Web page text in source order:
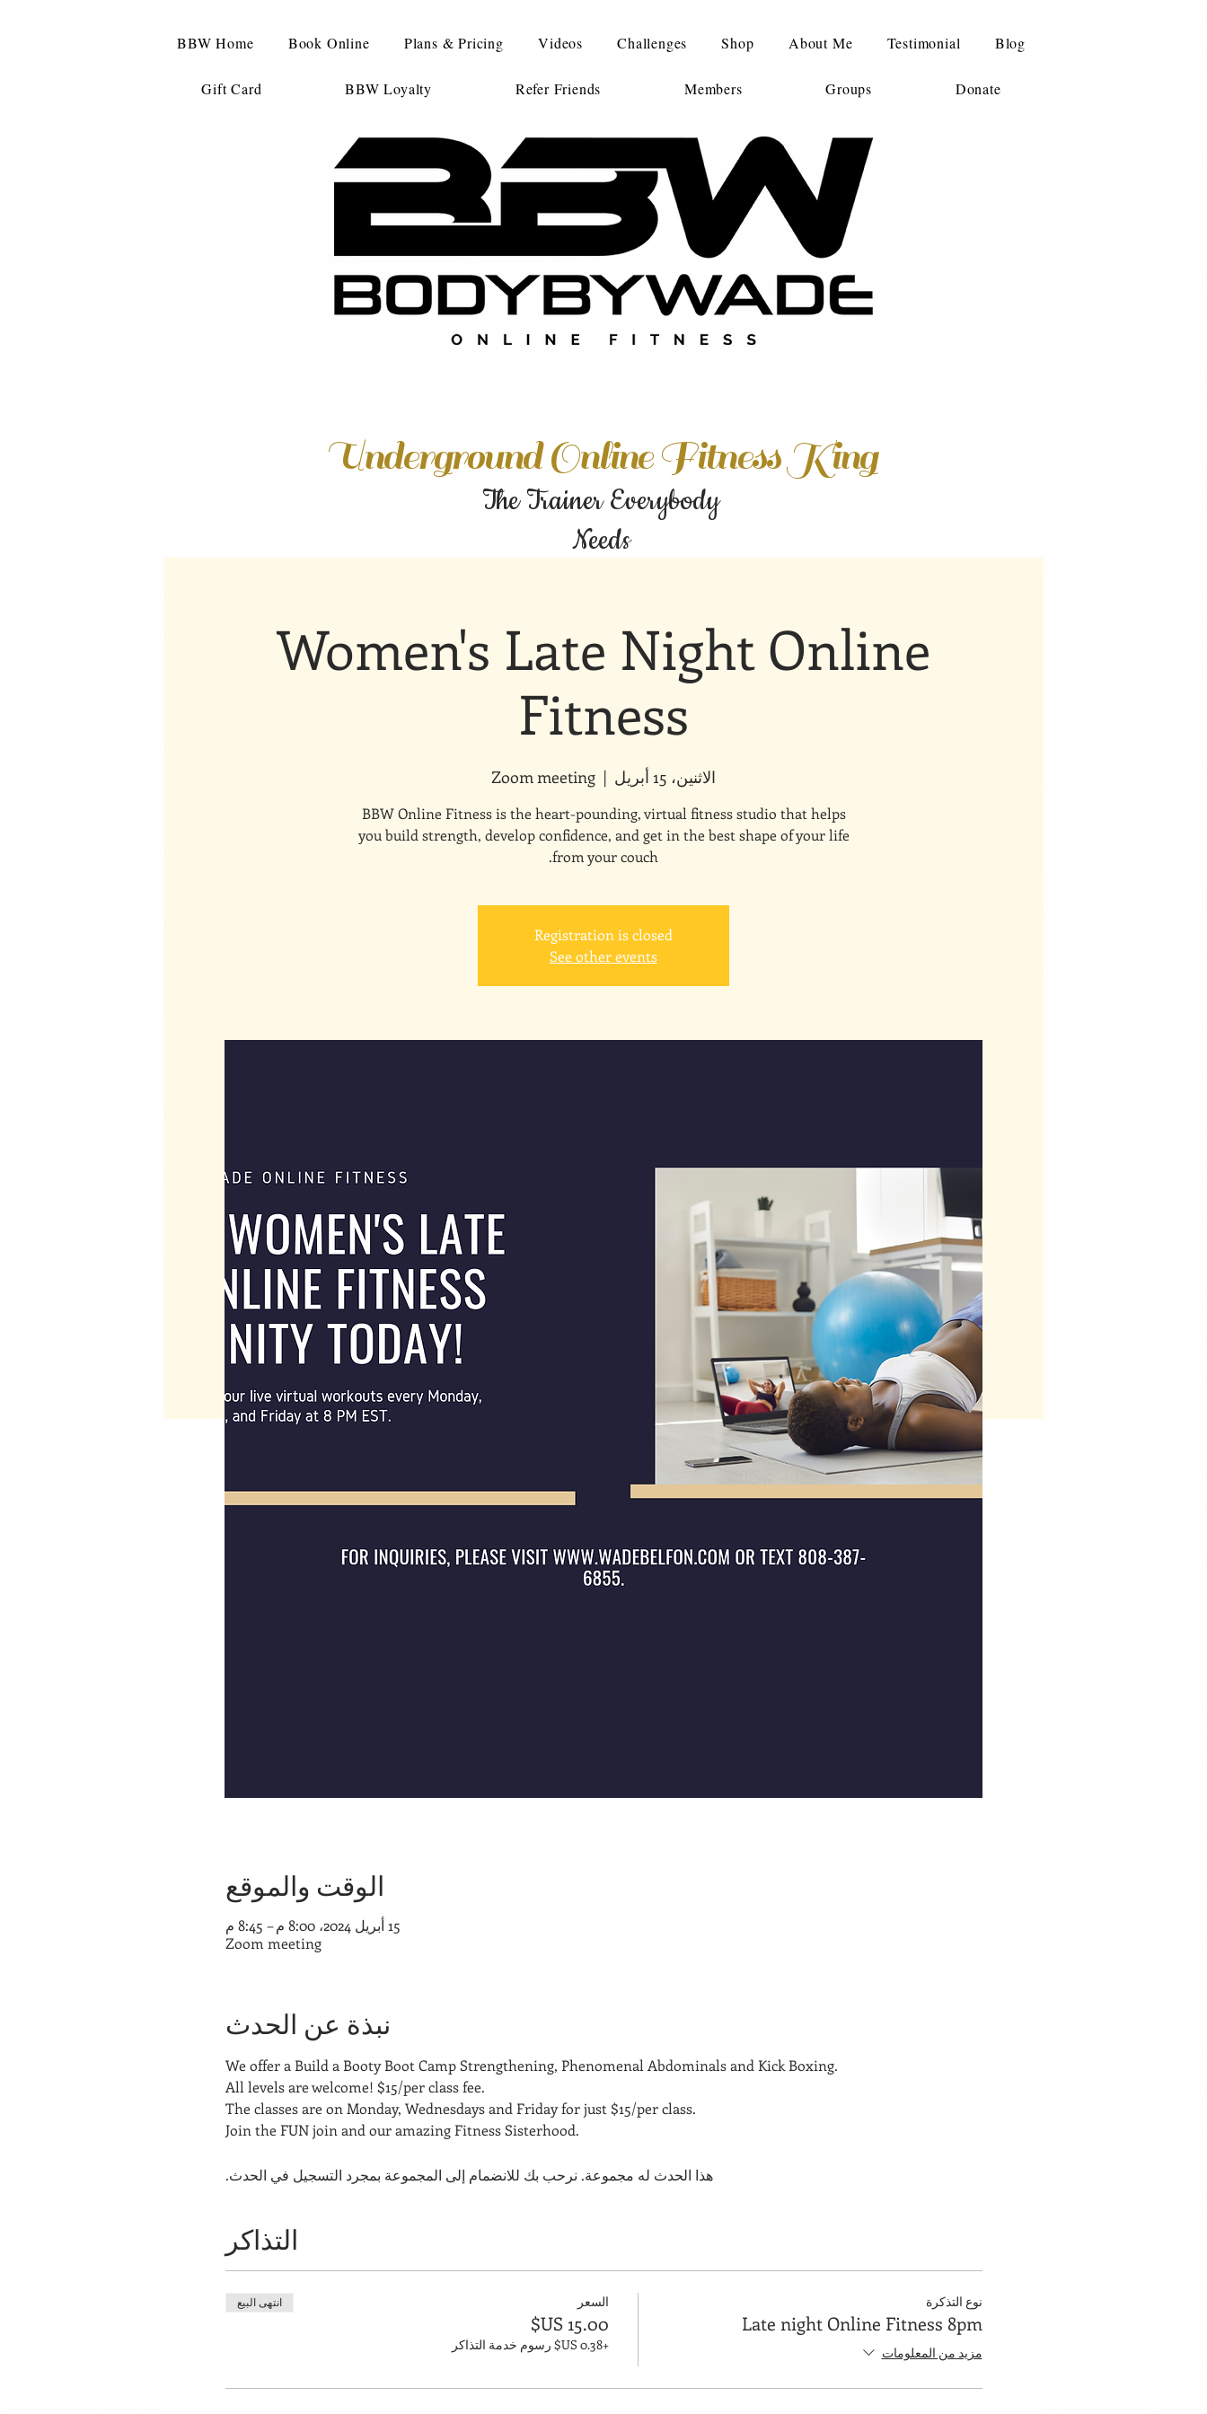
BBW Home Book Online Plans & Pricing Videos Challenges Shop About Me Testimonial Blog
Gift Card BBW Loyalty Refer Friends Members Groups Donate
Underground Online Fitness King
The Trainer Everybody
Needs
Women's Late Night Online
Fitness
الاثنين، 15 أبريل
  |
Zoom meeting
BBW Online Fitness is the heart-pounding, virtual fitness studio that helps
you build strength, develop confidence, and get in the best shape of your life
from your couch.
Registration is closed
See other events
الوقت والموقع
15 أبريل 2024، 8:00 م – 8:45 م
Zoom meeting
نبذة عن الحدث
We offer a Build a Booty Boot Camp Strengthening, Phenomenal Abdominals and Kick Boxing.
All levels are welcome! $15/per class fee.
The classes are on Monday, Wednesdays and Friday for just $15/per class.
Join the FUN join and our amazing Fitness Sisterhood.
هذا الحدث له مجموعة. نرحب بك للانضمام إلى المجموعة بمجرد التسجيل في الحدث.
التذاكر
نوع التذكرة
Late night Online Fitness 8pm
مزيد من المعلومات
السعر
+‏0.38 US$ رسوم خدمة التذاكر
انتهى البيع